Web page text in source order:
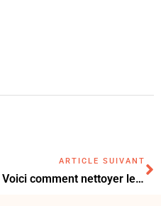
ARTICLE SUIVANT
Voici comment nettoyer le cuivre : nos meilleures astuces